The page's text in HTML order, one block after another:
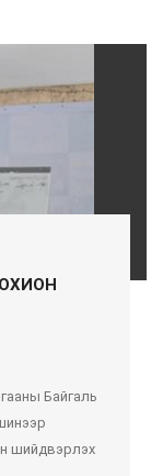
Байгаль
шийдвэрлэх